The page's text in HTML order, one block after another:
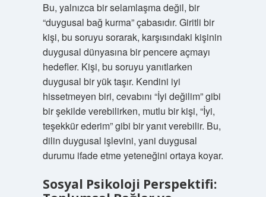
Bu, yalnızca bir selamlaşma değil, bir
“duygusal bağ kurma” çabasıdır. Giritli bir
kişi, bu soruyu sorarak, karşısındaki kişinin
duygusal dünyasına bir pencere açmayı
hedefler. Kişi, bu soruyu yanıtlarken
duygusal bir yük taşır. Kendini iyi
hissetmeyen biri, cevabını “İyi değilim” gibi
bir şekilde verebilirken, mutlu bir kişi, “İyi,
teşekkür ederim” gibi bir yanıt verebilir. Bu,
dilin duygusal işlevini, yani duygusal
durumu ifade etme yeteneğini ortaya koyar.
Sosyal Psikoloji Perspektifi: